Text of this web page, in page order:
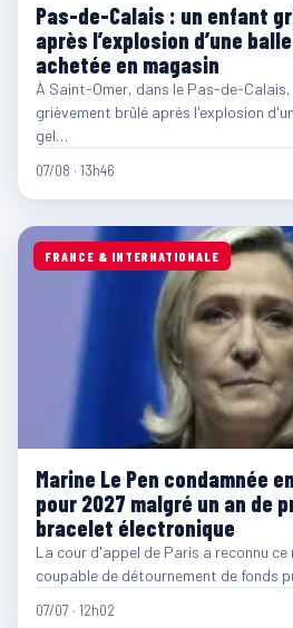
Pas-de-Calais : un enfant
après l’explosion d’une
achetée en magasin
À Saint-Omer, dans le Pas-de-
grièvement brûlé après l'explosion
gel…
07/08 · 13h46
FRANCE & INTERNATIONALE
Marine Le Pen condamnée
pour 2027 malgré un an de
bracelet électronique
La cour d'appel de Paris a reconnu ce
coupable de détournement de fonds
07/07 · 12h02